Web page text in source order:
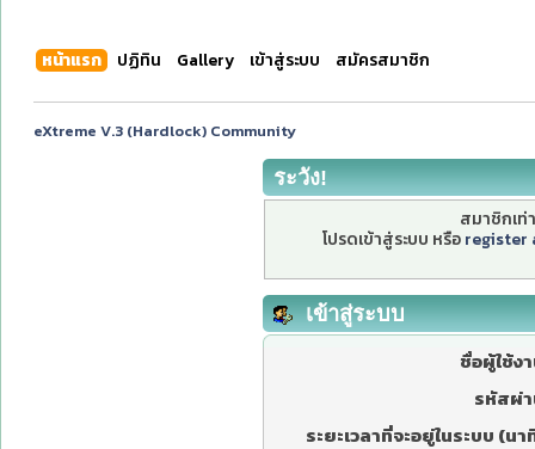
หน้าแรก ปฏิทิน Gallery เข้าสู่ระบบ สมัครสมาชิก
eXtreme V.3 (Hardlock) Community
ระวัง!
สมาชิกเท่
โปรดเข้าสู่ระบบ หรือ register
เข้าสู่ระบบ
ชื่อผู้ใช้ง
รหัสผ่
ระยะเวลาที่จะอยู่ในระบบ (นา